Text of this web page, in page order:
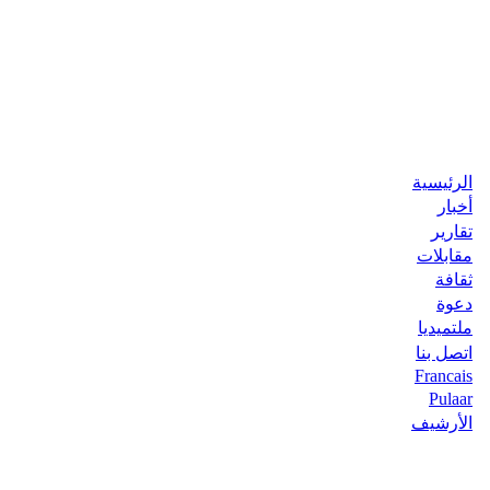
الرئيسية
أخبار
تقارير
مقابلات
ثقافة
دعوة
ملتميديا
اتصل بنا
Francais
Pulaar
الأرشيف